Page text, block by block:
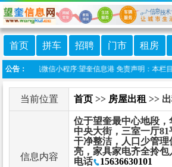
首页 拼车 招聘 门市 租房
公告：
本站上线微信小程序:望奎信息港 免责声明：本栏目
当前位置 首页 >> 房屋出租 >> 出
信息内容
位于望奎最中心地段
中央大街，三室一厅
干净整洁，人口少管理
亮，家具家电齐全拎包
电话
15636630101